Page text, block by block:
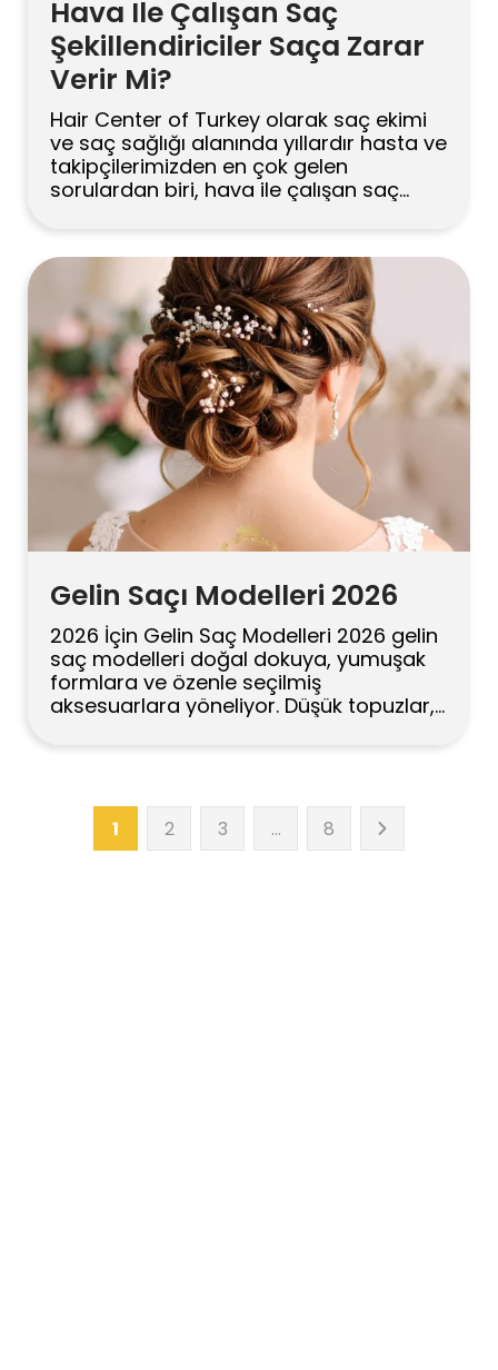
Hava Ile Çalışan Saç
Şekillendiriciler Saça Zarar
Verir Mi?
Hair Center of Turkey olarak saç ekimi
ve saç sağlığı alanında yıllardır hasta ve
takipçilerimizden en çok gelen
sorulardan biri, hava ile çalışan saç
verip vermediği. Bu yazıda Dyson
Airwrap gibi hava bazlı cihazları,
geleneksel düzleştiricilerle karşılaştırarak
saç yapısına etkilerini somut örneklerle
anlatıyoruz. Hava Bazlı Saç
Şekillendiriciler Saça Zarar Verir mi? […]
Gelin Saçı Modelleri 2026
2026 İçin Gelin Saç Modelleri 2026 gelin
saç modelleri doğal dokuya, yumuşak
formlara ve özenle seçilmiş
aksesuarlara yöneliyor. Düşük topuzlar,
modern at kuyrukları oldukça popüler.
yakanıza, saç uzunluğunuza ve saç
modelinin ne kadar süre dayanması
gerektiğine bağlıdır. Düğün gününüz
1 2 3 … 8